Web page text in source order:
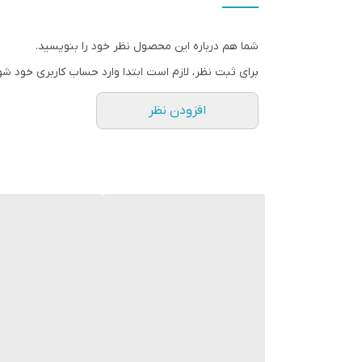
شما هم درباره این محصول نظر خود را بنویسید.
برای ثبت نظر، لازم است ابتدا وارد حساب کاربری خود
افزودن نظر